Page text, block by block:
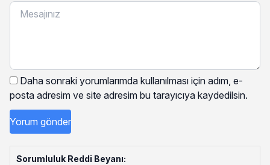
Daha sonraki yorumlarımda kullanılması için adım, e-
posta adresim ve site adresim bu tarayıcıya kaydedilsin.
Sorumluluk Reddi Beyanı: